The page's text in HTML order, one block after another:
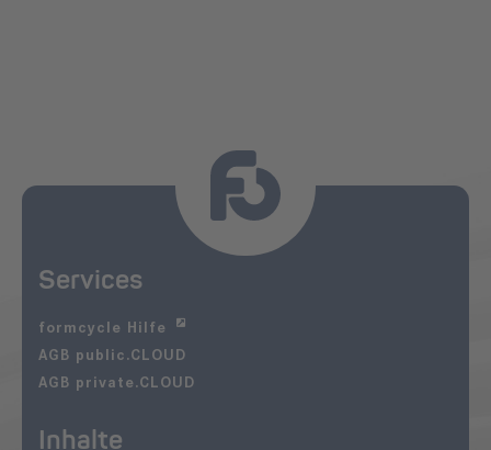
Services
formcycle Hilfe
AGB public.CLOUD
AGB private.CLOUD
Inhalte